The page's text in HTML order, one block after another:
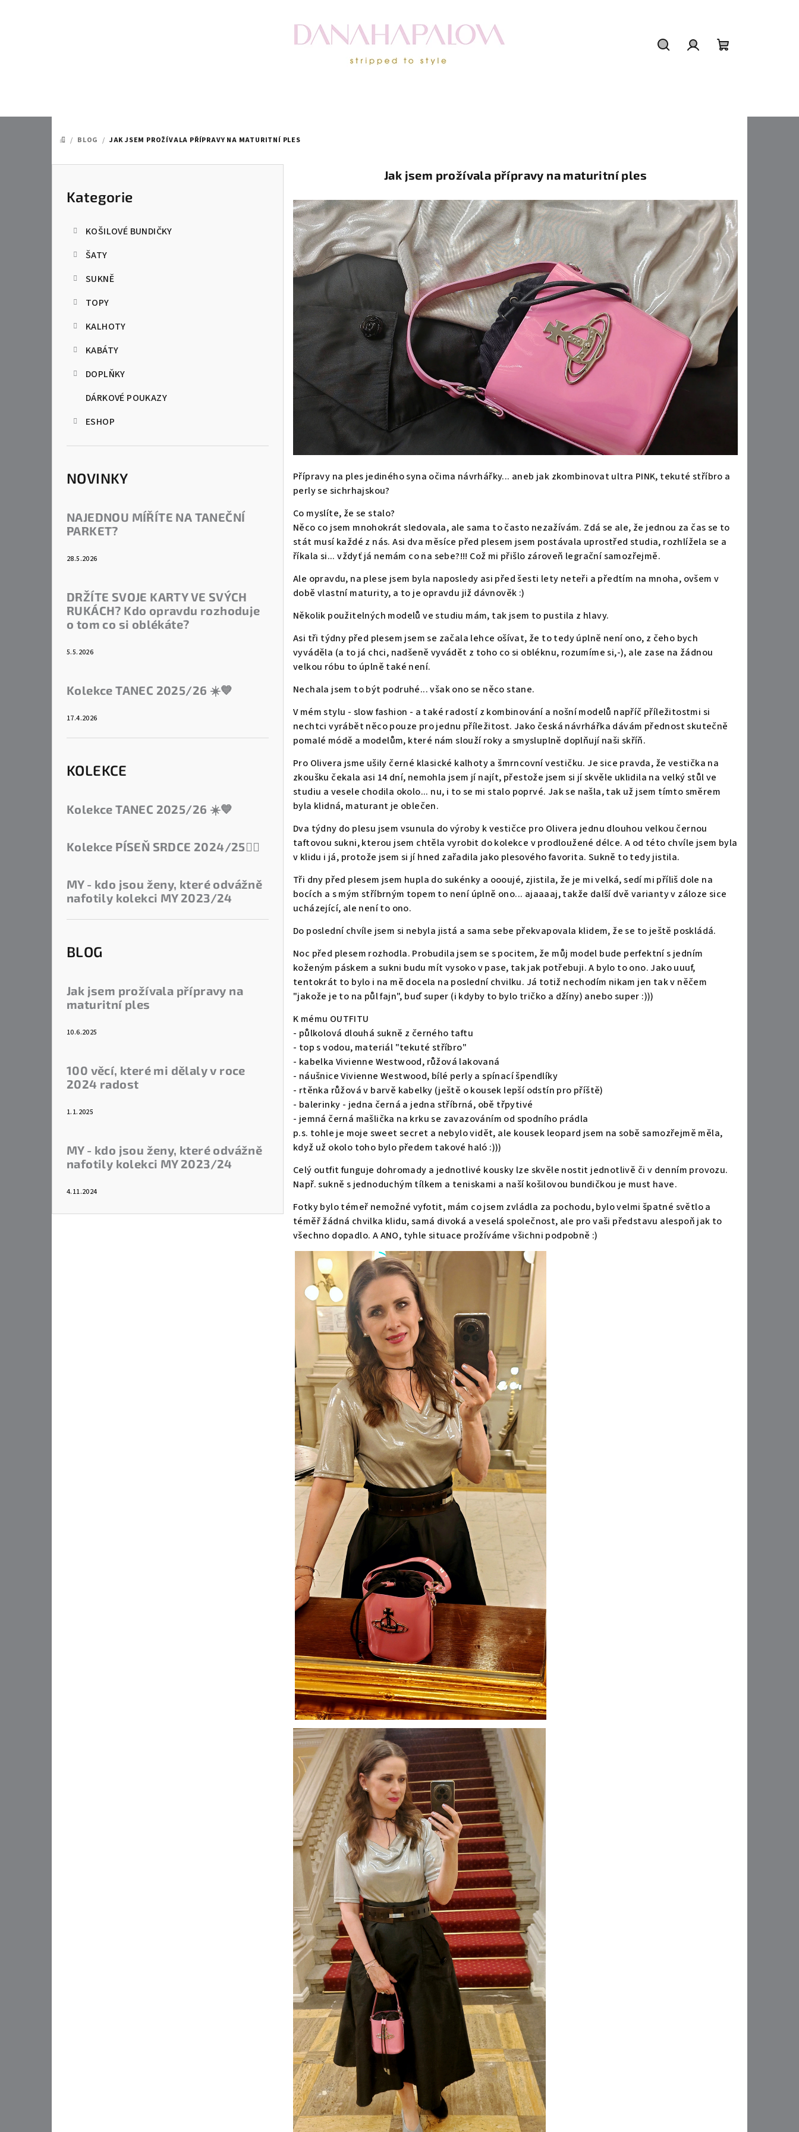
DOMŮ
/ BLOG / JAK JSEM PROŽÍVALA PŘÍPRAVY NA MATURITNÍ PLES
Přeskočit
kategorie
Kategorie
KOŠILOVÉ BUNDIČKY
ŠATY
SUKNĚ
TOPY
KALHOTY
KABÁTY
DOPLŇKY
DÁRKOVÉ POUKAZY
ESHOP
NOVINKY
NAJEDNOU MÍŘÍTE NA TANEČNÍ
PARKET?
28.5.2026
DRŽÍTE SVOJE KARTY VE SVÝCH
RUKÁCH? Kdo opravdu rozhoduje
o tom co si oblékáte?
5.5.2026
Kolekce TANEC 2025/26 ☀️💙
17.4.2026
KOLEKCE
Kolekce TANEC 2025/26 ☀️💙
Kolekce PÍSEŇ SRDCE 2024/25❤️‍🔥
MY - kdo jsou ženy, které odvážně
nafotily kolekci MY 2023/24
BLOG
Jak jsem prožívala přípravy na
maturitní ples
10.6.2025
100 věcí, které mi dělaly v roce
2024 radost
1.1.2025
MY - kdo jsou ženy, které odvážně
nafotily kolekci MY 2023/24
4.11.2024
Jak jsem prožívala přípravy na maturitní ples
Přípravy na ples jediného syna očima návrhářky... aneb jak zkombinovat ultra PINK, tekuté stříbro a
perly se sichrhajskou?
Co myslíte, že se stalo?
Něco co jsem mnohokrát sledovala, ale sama to často nezažívám. Zdá se ale, že jednou za čas se to
stát musí každé z nás. Asi dva měsíce před plesem jsem postávala uprostřed studia, rozhlížela se a
říkala si... vždyť já nemám co na sebe?!!! Což mi přišlo zároveň legrační samozřejmě.
Ale opravdu, na plese jsem byla naposledy asi před šesti lety neteři a předtím na mnoha, ovšem v
době vlastní maturity, a to je opravdu již dávnověk :)
Několik použitelných modelů ve studiu mám, tak jsem to pustila z hlavy.
Asi tři týdny před plesem jsem se začala lehce ošívat, že to tedy úplně není ono, z čeho bych
vyváděla (a to já chci, nadšeně vyvádět z toho co si obléknu, rozumíme si,-), ale zase na žádnou
velkou róbu to úplně také není.
Nechala jsem to být podruhé... však ono se něco stane.
V mém stylu - slow fashion - a také radostí z kombinování a nošní modelů napříč příležitostmi si
nechtci vyrábět něco pouze pro jednu příležitost. Jako česká návrhářka dávám přednost skutečně
pomalé módě a modelům, které nám slouží roky a smysluplně doplňují naši skříň.
Pro Olivera jsme ušily černé klasické kalhoty a šmrncovní vestičku. Je sice pravda, že vestička na
zkoušku čekala asi 14 dní, nemohla jsem jí najít, přestože jsem si jí skvěle uklidila na velký stůl ve
studiu a vesele chodila okolo... nu, i to se mi stalo poprvé. Jak se našla, tak už jsem tímto směrem
byla klidná, maturant je oblečen.
Dva týdny do plesu jsem vsunula do výroby k vestičce pro Olivera jednu dlouhou velkou černou
taftovou sukni, kterou jsem chtěla vyrobit do kolekce v prodloužené délce. A od této chvíle jsem byla
v klidu i já, protože jsem si jí hned zařadila jako plesového favorita. Sukně to tedy jistila.
Tři dny před plesem jsem hupla do sukénky a oooujé, zjistila, že je mi velká, sedí mi příliš dole na
bocích a s mým stříbrným topem to není úplně ono... ajaaaaj, takže další dvě varianty v záloze sice
ucházející, ale není to ono.
Do poslední chvíle jsem si nebyla jistá a sama sebe překvapovala klidem, že se to ještě poskládá.
Noc před plesem rozhodla. Probudila jsem se s pocitem, že můj model bude perfektní s jedním
koženým páskem a sukni budu mít vysoko v pase, tak jak potřebuji. A bylo to ono. Jako uuuf,
tentokrát to bylo i na mě docela na poslední chvilku. Já totiž nechodím nikam jen tak v něčem
"jakože je to na půl fajn", buď super (i kdyby to bylo tričko a džíny) anebo super :)))
K mému OUTFITU
- půlkolová dlouhá sukně z černého taftu
- top s vodou, materiál "tekuté stříbro"
- kabelka Vivienne Westwood, růžová lakovaná
- náušnice Vivienne Westwood, bílé perly a spínací špendlíky
- rtěnka růžová v barvě kabelky (ještě o kousek lepší odstín pro příště)
- balerinky - jedna černá a jedna stříbrná, obě třpytivé
- jemná černá mašlička na krku se zavazováním od spodního prádla
p.s. tohle je moje sweet secret a nebylo vidět, ale kousek leopard jsem na sobě samozřejmě měla,
když už okolo toho bylo předem takové haló :)))
Celý outfit funguje dohromady a jednotlivé kousky lze skvěle nostit jednotlivě či v denním provozu.
Např. sukně s jednoduchým tílkem a teniskami a naší košilovou bundičkou je must have.
Fotky bylo témeř nemožné vyfotit, mám co jsem zvládla za pochodu, bylo velmi špatné světlo a
téměř žádná chvilka klidu, samá divoká a veselá společnost, ale pro vaši představu alespoň jak to
všechno dopadlo. A ANO, tyhle situace prožíváme všichni podpobně :)